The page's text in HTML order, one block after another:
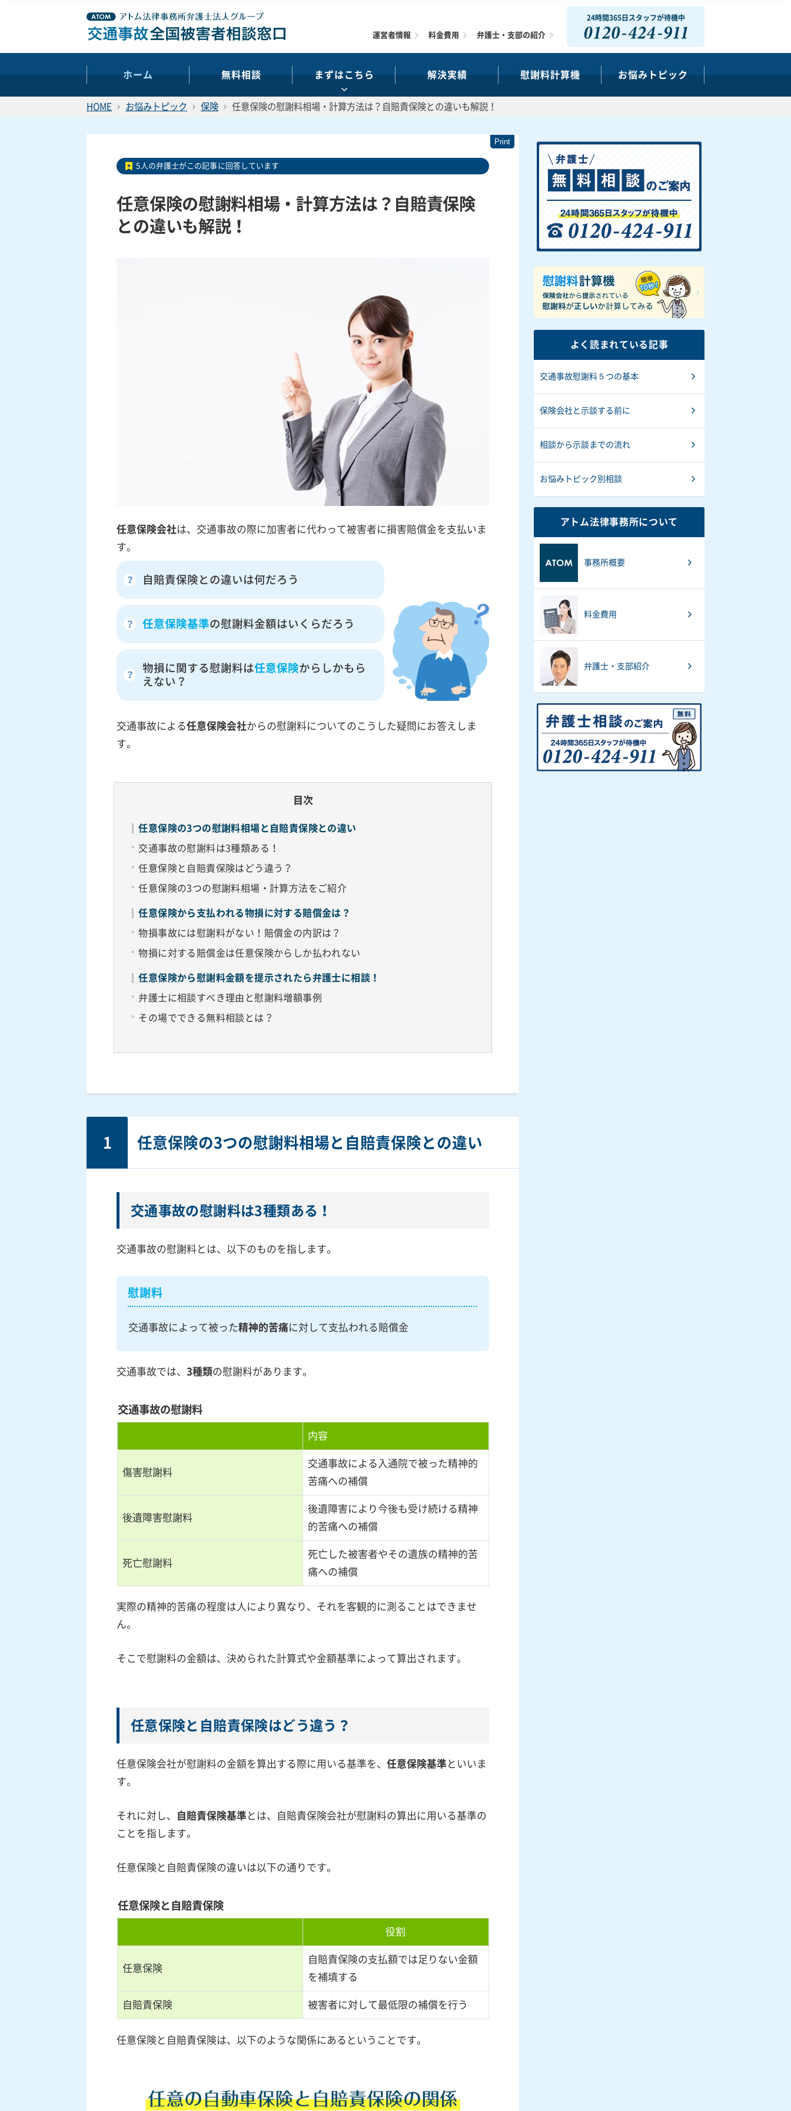
24時間365日スタッフが待機中
0120-424-911
ホーム 無料相談 まずはこちら 解決実績 慰謝料計算機 お悩みトピック
運営者情報 料金費用 弁護士・支部の紹介
HOME お悩みトピック 保険 任意保険の慰謝料相場・計算方法は？自賠責保険との違いも解説！
5人の弁護士がこの記事に回答しています
任意保険の慰謝料相場・計算方法は？自賠責保険
との違いも解説！
任意保険会社は、交通事故の際に加害者に代わって被害者に損害賠償金を支払いま
す。
自賠責保険との違いは何だろう
任意保険基準の慰謝料金額はいくらだろう
物損に関する慰謝料は任意保険からしかもら
えない？
交通事故による任意保険会社からの慰謝料についてのこうした疑問にお答えしま
す。
目次
任意保険の3つの慰謝料相場と自賠責保険との違い
交通事故の慰謝料は3種類ある！
任意保険と自賠責保険はどう違う？
任意保険の3つの慰謝料相場・計算方法をご紹介
任意保険から支払われる物損に対する賠償金は？
物損事故には慰謝料がない！賠償金の内訳は？
物損に対する賠償金は任意保険からしか払われない
任意保険から慰謝料金額を提示されたら弁護士に相談！
弁護士に相談すべき理由と慰謝料増額事例
その場でできる無料相談とは？
1 任意保険の3つの慰謝料相場と自賠責保険との違い
交通事故の慰謝料は3種類ある！
交通事故の慰謝料とは、以下のものを指します。
慰謝料
交通事故によって被った精神的苦痛に対して支払われる賠償金
交通事故では、 3種類の慰謝料があります。
交通事故の慰謝料
内容
傷害慰謝料
交通事故による入通院で被った精神的
苦痛への補償
後遺障害慰謝料
後遺障害により今後も受け続ける精神
的苦痛への補償
死亡慰謝料
死亡した被害者やその遺族の精神的苦
痛への補償
実際の精神的苦痛の程度は人により異なり、それを客観的に測ることはできませ
ん。
そこで慰謝料の金額は、決められた計算式や金額基準によって算出されます。
任意保険と自賠責保険はどう違う？
任意保険会社が慰謝料の金額を算出する際に用いる基準を、任意保険基準といいま
す。
それに対し、 自賠責保険基準とは、自賠責保険会社が慰謝料の算出に用いる基準の
ことを指します。
任意保険と自賠責保険の違いは以下の通りです。
任意保険と自賠責保険
役割
任意保険
自賠責保険の支払額では足りない金額
を補填する
自賠責保険 被害者に対して最低限の補償を行う
任意保険と自賠責保険は、以下のような関係にあるということです。
よく読まれている記事
交通事故慰謝料５つの基本
保険会社と示談する前に
相談から示談までの流れ
お悩みトピック別相談
アトム法律事務所について
事務所概要
料金費用
弁護士・支部紹介